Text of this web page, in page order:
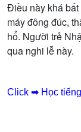
Điều này khá bất
máy đông đúc,
hổ. Người trẻ
qua nghi lễ này.
Click ➡ Học